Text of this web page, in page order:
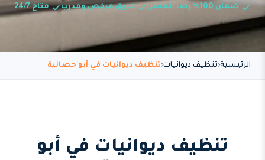
ضمان 100% رضا العميل فريق مرخص ومدرب متاح 24/7
الرئيسية تنظيف ديوانيات تنظيف ديوانيات في أبو حصانية
تنظيف ديوانيات في أبو